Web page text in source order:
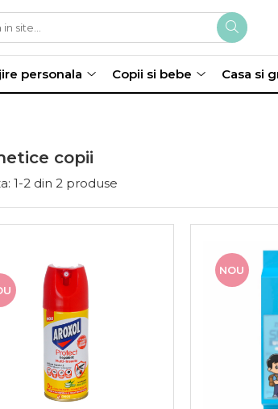
personala Copii si bebe Casa si
copii
1-2din 2 produse
NOU